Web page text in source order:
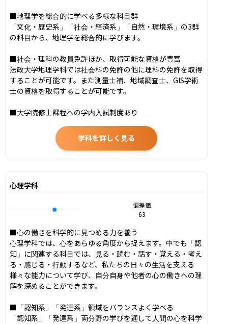
■地理学を総合的に学べる多様な科目群
「文化・歴史系」「社会・経済系」「自然・環境系」の3群
の科目から、地理学を総合的に学びます。
■社会・理科の教員免許ほか、取得可能な資格が豊富
法政大学地理学科では社会科の免許の他に理科の免許を取得
することが可能です。また測量士補、地域調査士、GIS学術
士の資格を取得することが可能です。
■大学院修士課程への学内入試制度あり
学科を詳しく見る
心理学科
偏差値
63
■心の働きを科学的に見つめる力を養う
心理学科では、心をあらゆる角度から捉えます。中でも「認
知」に関連する科目では、見る・読む・話す・覚える・考え
る・感じる・行動するなど、私たちの日々の生活を支える
様々な能力について学び、自分自身や他者の心の働きへの理
解を深めることができます。
■「認知系」「発達系」領域をバランスよく学べる
「認知系」「発達系」両分野の学びを通して人間の心を科学